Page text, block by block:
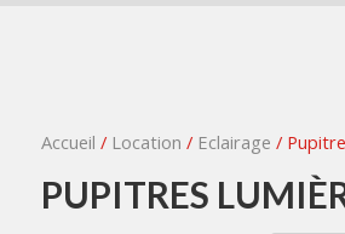
Accueil / Location / Eclairage /
PUPITRES